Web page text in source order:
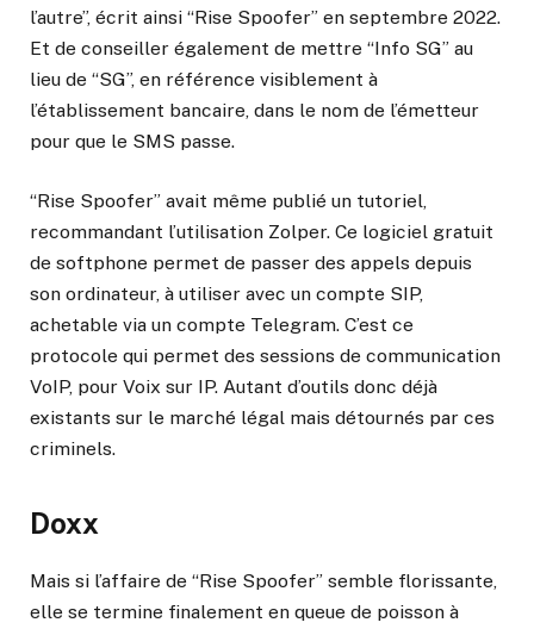
l’autre”, écrit ainsi “Rise Spoofer” en septembre 2022.
Et de conseiller également de mettre “Info SG” au
lieu de “SG”, en référence visiblement à
l’établissement bancaire, dans le nom de l’émetteur
pour que le SMS passe.
“Rise Spoofer” avait même publié un tutoriel,
recommandant l’utilisation Zolper. Ce logiciel gratuit
de softphone permet de passer des appels depuis
son ordinateur, à utiliser avec un compte SIP,
achetable via un compte Telegram. C’est ce
protocole qui permet des sessions de communication
VoIP, pour Voix sur IP. Autant d’outils donc déjà
existants sur le marché légal mais détournés par ces
criminels.
Doxx
Mais si l’affaire de “Rise Spoofer” semble florissante,
elle se termine finalement en queue de poisson à